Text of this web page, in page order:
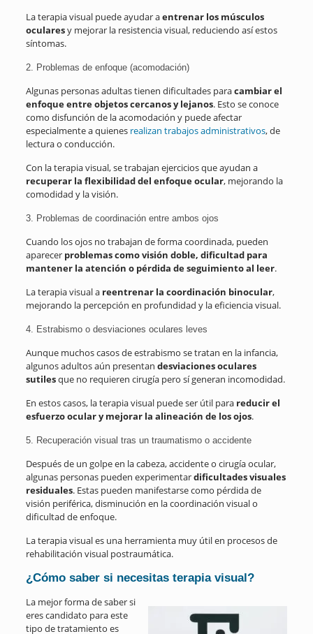
La terapia visual puede ayudar aentrenar los músculos
ocularesy mejorar la resistencia visual, reduciendo así estos
síntomas.
2. Problemas de enfoque (acomodación)
Algunas personas adultas tienen dificultades paracambiar el
enfoque entre objetos cercanos y lejanos. Esto se conoce
como disfunción de la acomodación y puede afectar
especialmente a quienes realizan trabajos administrativos, de
lectura o conducción.
Con la terapia visual, se trabajan ejercicios que ayudan a
recuperar la flexibilidad del enfoque ocular, mejorando la
comodidad y la visión.
3. Problemas de coordinación entre ambos ojos
Cuando los ojos no trabajan de forma coordinada, pueden
aparecer problemas como visión doble, dificultad para
mantener la atención o pérdida de seguimiento al leer.
La terapia visual a reentrenar la coordinación binocular,
mejorando la percepción en profundidad y la eficiencia visual.
4. Estrabismo o desviaciones oculares leves
Aunque muchos casos de estrabismo se tratan en la infancia,
algunos adultos aún presentan desviaciones oculares
sutilesque no requieren cirugía pero sí generan incomodidad.
En estos casos, la terapia visual puede ser útil para reducir el
esfuerzo ocular y mejorar la alineación de los ojos.
5. Recuperación visual tras un traumatismo o accidente
Después de un golpe en la cabeza, accidente o cirugía ocular,
algunas personas pueden experimentardificultades visuales
residuales. Estas pueden manifestarse como pérdida de
visión periférica, disminución en la coordinación visual o
dificultad de enfoque.
La terapia visual es una herramienta muy útil en procesos de
rehabilitación visual postraumática.
¿Cómo saber si necesitas terapia visual?
La mejor forma de saber si
eres candidato para este
tipo de tratamiento es